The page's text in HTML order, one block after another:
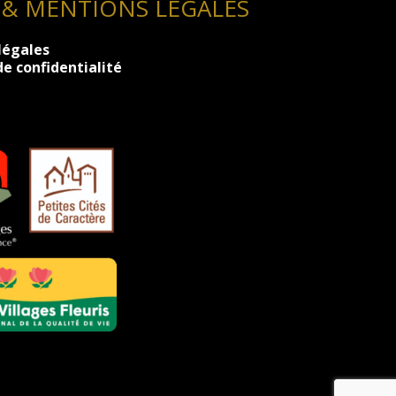
MENTIONS LÉGALES
confidentialité